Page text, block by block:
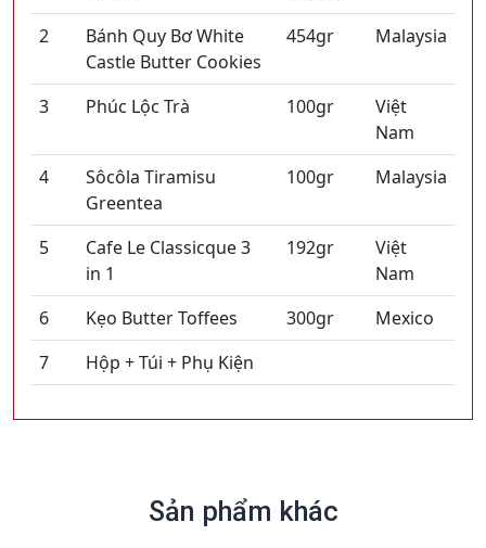
2
Bánh Quy Bơ White
Castle Butter Cookies
454gr Malaysia
3 Phúc Lộc Trà 100gr
Việt
Nam
4
Sôcôla Tiramisu
Greentea
100gr Malaysia
5
Cafe Le Classicque 3
in 1
192gr
Việt
Nam
6
Kẹo Butter Toffees 300gr
Mexico
7
Hộp + Túi + Phụ Kiện
Sản phẩm khác